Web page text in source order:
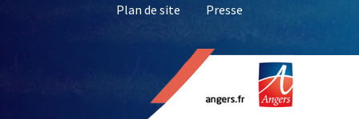
Plan de site
Presse